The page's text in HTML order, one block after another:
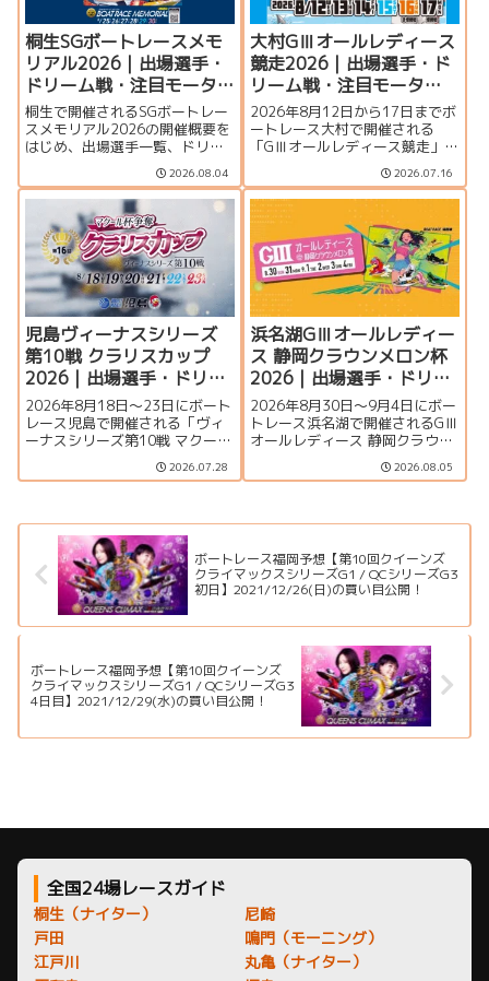
桐生SGボートレースメモ
リアル2026｜出場選手・
ドリーム戦・注目モータ
ー・イベント情報まとめ
桐生で開催されるSGボートレー
スメモリアル2026の開催概要を
はじめ、出場選手一覧、ドリー
ム戦、注目モーター、水面特
徴、イベント情報を詳しく紹
介。峰竜太、毒島誠、定松勇樹
らトップレーサーが集結する真
夏のSGの見どころを徹底解説し
ます。
2026.08.04
大村GⅢオールレディース
競走2026｜出場選手・ド
リーム戦・注目モータ
ー・イベント情報まとめ
2026年8月12日から17日までボ
ートレース大村で開催される
「GⅢオールレディース競走」の
特集ページです。シリーズ展
望、出場選手一覧、発祥地ドリ
ーム、注目モーター、大村水面
の攻略ポイント、イベント情報
まで詳しく紹介します。
2026.07.16
児島ヴィーナスシリーズ
第10戦 クラリスカップ
2026｜出場選手・ドリー
ム戦・注目モーター・イ
ベント情報まとめ
2026年8月18日～23日にボート
レース児島で開催される「ヴィ
ーナスシリーズ第10戦 マクール
の特集ページです。出場選手一
報まで詳しく紹介します。
2026.07.28
浜名湖GⅢオールレディー
ス 静岡クラウンメロン杯
2026｜出場選手・ドリー
ム戦・注目モーター・イ
ベント情報まとめ
2026年8月30日～9月4日にボー
トレース浜名湖で開催されるGⅢ
オールレディース 静岡クラウン
場選手一覧、シリーズ展望、ド
を詳しく紹介します。
2026.08.05
ボートレース福岡予想【第10回クイーンズ
クライマックスシリーズG1 / QCシリーズG3
初日】2021/12/26(日)の買い目公開！
ボートレース福岡予想【第10回クイーンズ
クライマックスシリーズG1 / QCシリーズG3
4日目】2021/12/29(水)の買い目公開！
全国24場レースガイド
桐生（ナイター）
戸田
江戸川
尼崎
鳴門（モーニング）
丸亀（ナイター）